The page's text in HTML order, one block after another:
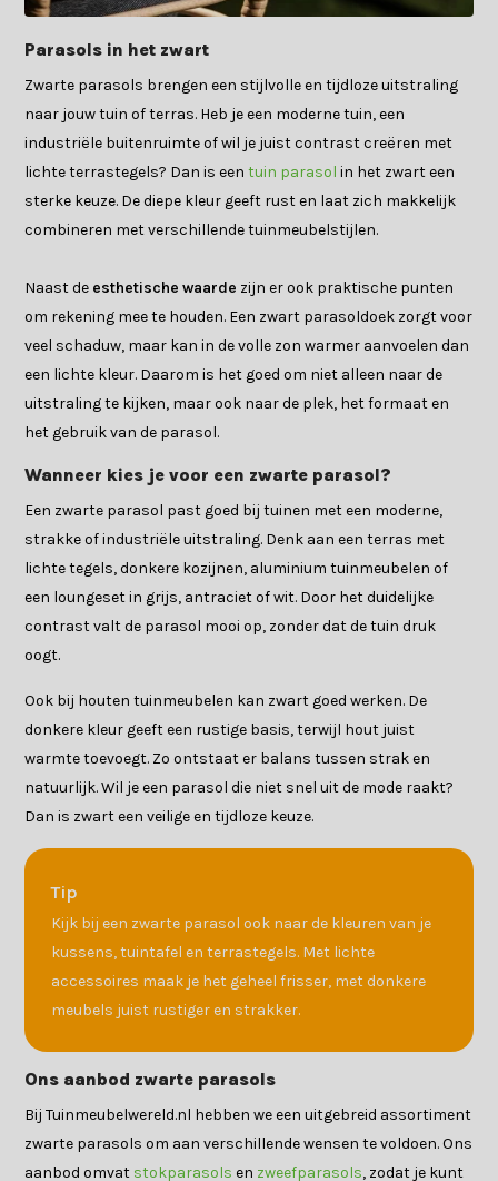
Parasols in het zwart
Zwarte parasols brengen een stijlvolle en tijdloze uitstraling
naar jouw tuin of terras. Heb je een moderne tuin, een
industriële buitenruimte of wil je juist contrast creëren met
lichte terrastegels? Dan is eentuin parasol in het zwart een
sterke keuze. De diepe kleur geeft rust en laat zich makkelijk
combineren met verschillende tuinmeubelstijlen.
Naast de esthetische waarde zijn er ook praktische punten
om rekening mee te houden. Een zwart parasoldoek zorgt voor
veel schaduw, maar kan in de volle zon warmer aanvoelen dan
een lichte kleur. Daarom is het goed om niet alleen naar de
uitstraling te kijken, maar ook naar de plek, het formaat en
het gebruik van de parasol.
Wanneer kies je voor een zwarte parasol?
Een zwarte parasol past goed bij tuinen met een moderne,
strakke of industriële uitstraling. Denk aan een terras met
lichte tegels, donkere kozijnen, aluminium tuinmeubelen of
een loungeset in grijs, antraciet of wit. Door het duidelijke
contrast valt de parasol mooi op, zonder dat de tuin druk
oogt.
Ook bij houten tuinmeubelen kan zwart goed werken. De
donkere kleur geeft een rustige basis, terwijl hout juist
warmte toevoegt. Zo ontstaat er balans tussen strak en
natuurlijk. Wil je een parasol die niet snel uit de mode raakt?
Dan is zwart een veilige en tijdloze keuze.
Tip
Kijk bij een zwarte parasol ook naar de kleuren van je
kussens, tuintafel en terrastegels. Met lichte
accessoires maak je het geheel frisser, met donkere
meubels juist rustiger en strakker.
Ons aanbod zwarte parasols
Bij Tuinmeubelwereld.nl hebben we een uitgebreid assortiment
zwarte parasols om aan verschillende wensen te voldoen. Ons
aanbod omvat stokparasols en zweefparasols, zodat je kunt